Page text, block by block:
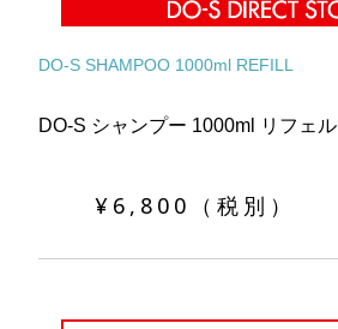
DO-S SHAMPOO 1000ml REFILL
DO-S シャンプー 1000ml リフェル
¥6,800（税別）